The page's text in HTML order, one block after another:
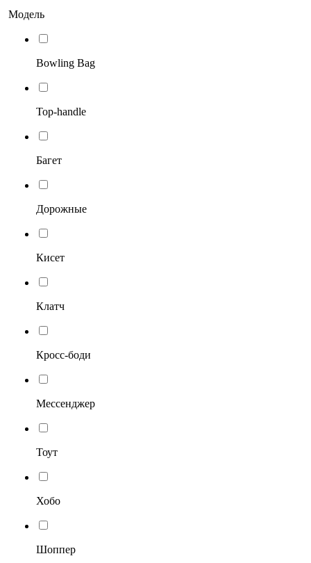
Модель
Bowling Bag
Top-handle
Багет
Дорожные
Кисет
Клатч
Кросс-боди
Мессенджер
Тоут
Хобо
Шоппер